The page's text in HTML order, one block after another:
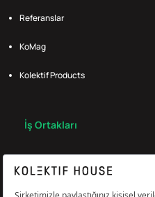
Referanslar
KoMag
Kolektif Products
İş Ortakları